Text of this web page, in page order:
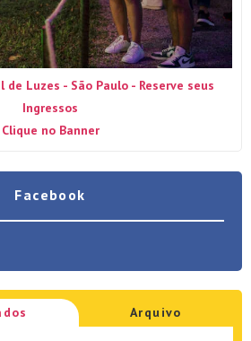
Luzes - São Paulo - Reserve seus
Ingressos
Clique no Banner
Facebook
Arquivo